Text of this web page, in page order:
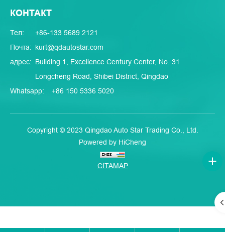
КОНТАКТ
Тел:
+86-133 5689 2121
Почта: kurt@qdautostar.com
адрес: Building 1, Excellence Century Center, No. 31
Longcheng Road, Shibei District, Qingdao
Whatsapp:
+86 150 5336 5020
Copyright © 2023 Qingdao Auto Star Trading Co., Ltd.
Powered by HiCheng
CITAMAP